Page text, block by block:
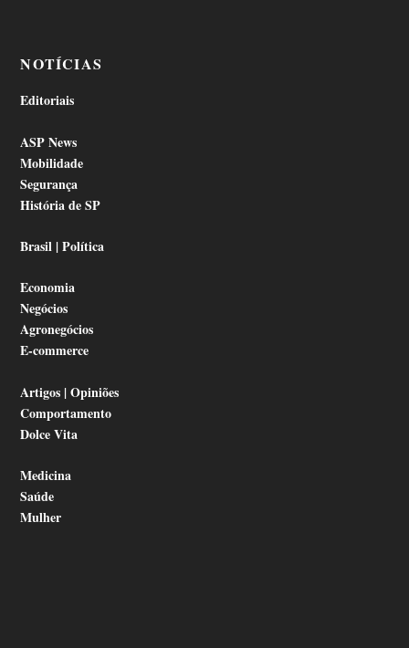
NOTÍCIAS
Editoriais
ASP News
Mobilidade
Segurança
História de SP
Brasil | Política
Economia
Negócios
Agronegócios
E-commerce
Artigos | Opiniões
Comportamento
Dolce Vita
Medicina
Saúde
Mulher